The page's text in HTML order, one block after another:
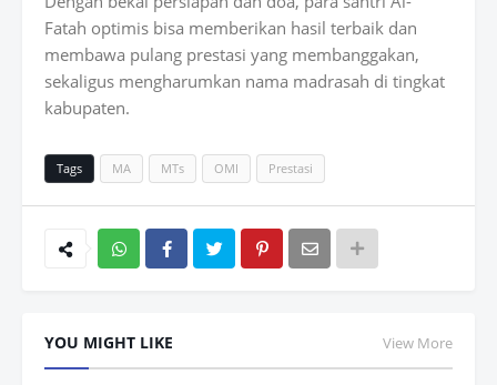
Fatah optimis bisa memberikan hasil terbaik dan
membawa pulang prestasi yang membanggakan,
sekaligus mengharumkan nama madrasah di tingkat
kabupaten.
Tags MA MTs OMI Prestasi
p
YOU MIGHT LIKE View More